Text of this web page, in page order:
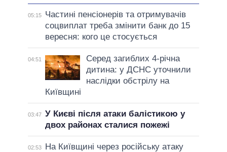
05:15
Частині пенсіонерів та отримувачів
соцвиплат треба змінити банк до 15
вересня: кого це стосується
04:51
Серед загиблих 4-річна
дитина: у ДСНС уточнили
наслідки обстрілу на
Київщині
03:47 У Києві після атаки балістикою у
двох районах сталися пожежі
02:53
На Київщині через російську атаку